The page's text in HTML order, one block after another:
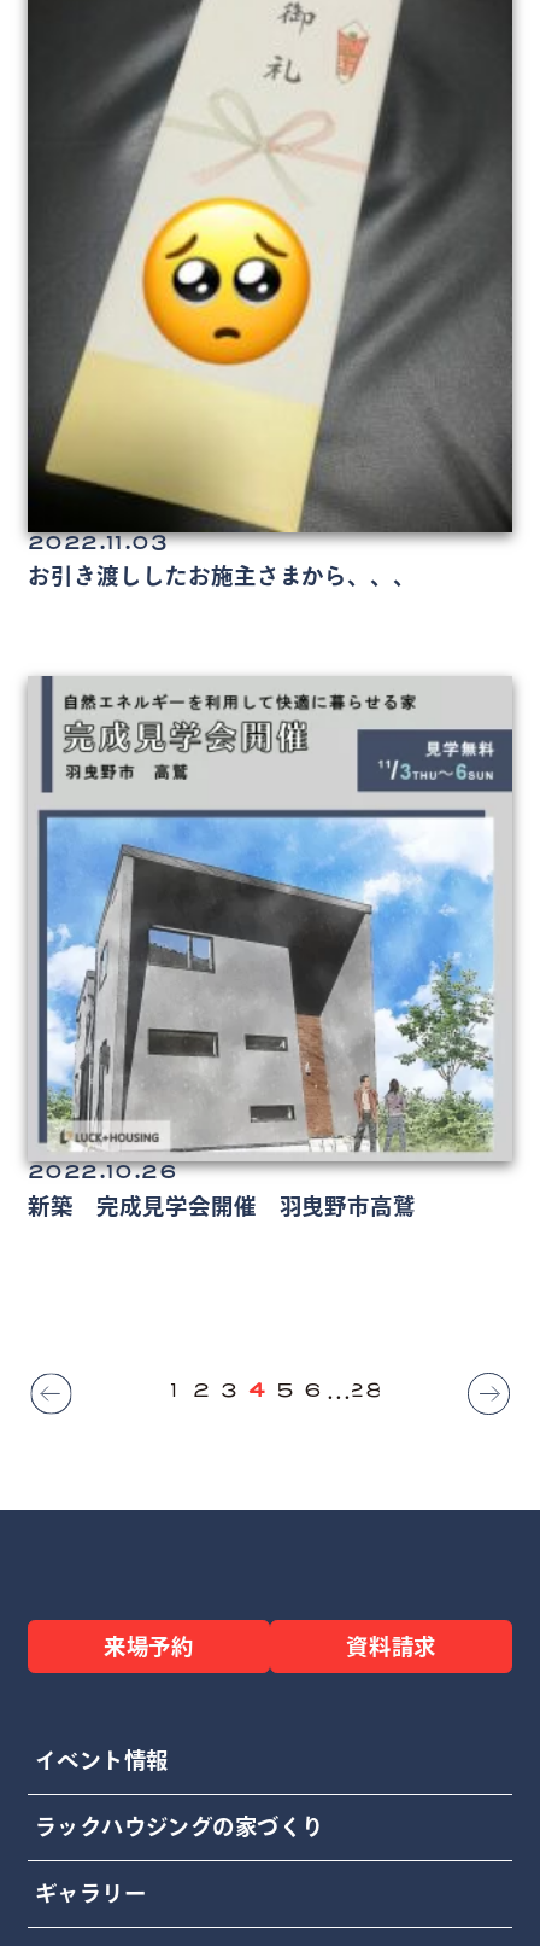
2022.11.03
お引き渡ししたお施主さまから、、、
2022.10.26
新築 完成見学会開催 羽曳野市高鷲
1 2 3 4 5 6 ...28
来場予約 資料請求
イベント情報
ラックハウジングの家づくり
ギャラリー